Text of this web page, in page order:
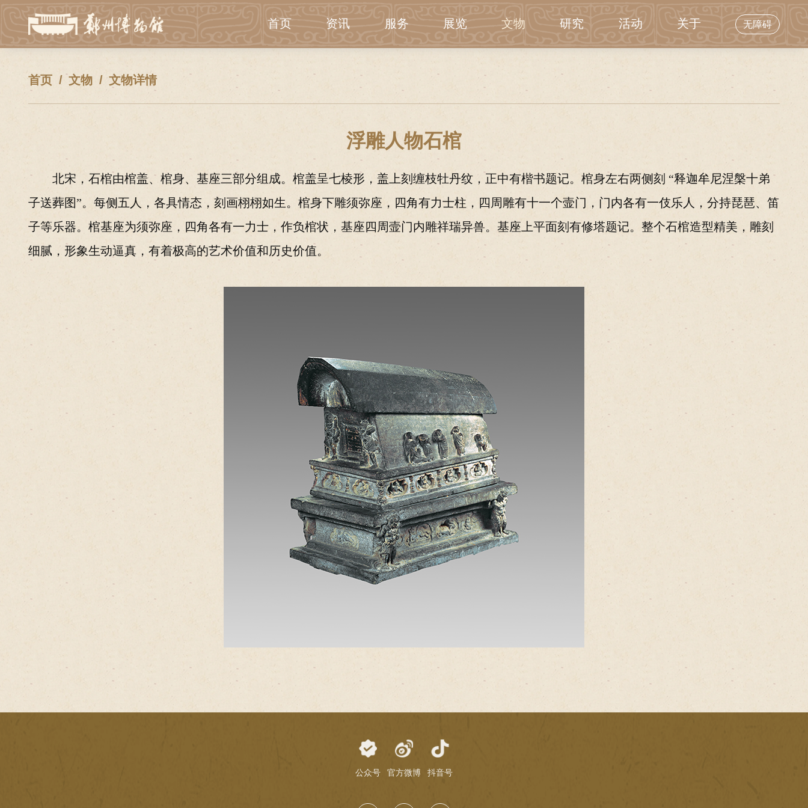
首页 资讯 服务 展览 文物 研究 活动 关于 无障碍
首页 文物 文物详情
浮雕人物石棺
北宋 ， 石棺由棺盖、棺身、基座三部分组成。棺盖呈七棱形，盖上刻缠枝牡丹纹，正中有楷书题记。棺身左右两侧刻 “释迦牟尼涅槃十弟
子送葬图”。每侧五人，各具情态，刻画栩栩如生。棺身下雕须弥座，四角有力士柱，四周雕有十一个壸门，门内各有一伎乐人，分持琵琶、笛
子等乐器。棺基座为须弥座，四角各有一力士，作负棺状，基座四周壸门内雕祥瑞异兽。基座上平面刻有修塔题记。整个石棺造型精美，雕刻
细腻，形象生动逼真，有着极高的艺术价值和历史价值。
公众号 官方微博 抖音号